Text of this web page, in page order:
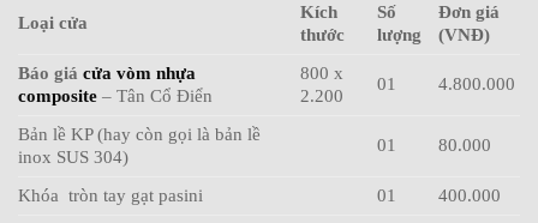
Loại cửa
Kích
thước
Số
lượng
Đơn giá
(VNĐ)
Báo giá cửa vòm nhựa
composite – Tân Cổ Điển
800 x
2.200
01 4.800.000
Bản lề KP (hay còn gọi là bản lề
inox SUS 304)
01 80.000
Khóa tròn tay gạt pasini 01
400.000